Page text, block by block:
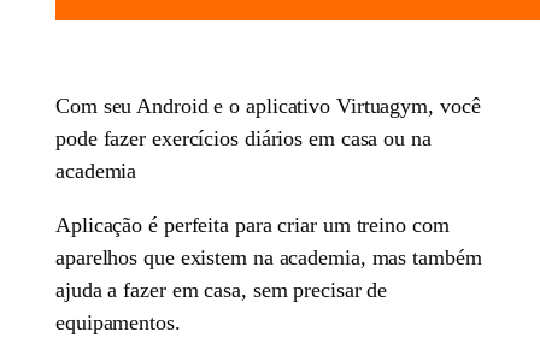
Com seu Android e o aplicativo Virtuagym, você
pode fazer exercícios diários em casa ou na
academia
Aplicação é perfeita para criar um treino com
aparelhos que existem na academia, mas também
ajuda a fazer em casa, sem precisar de
equipamentos.